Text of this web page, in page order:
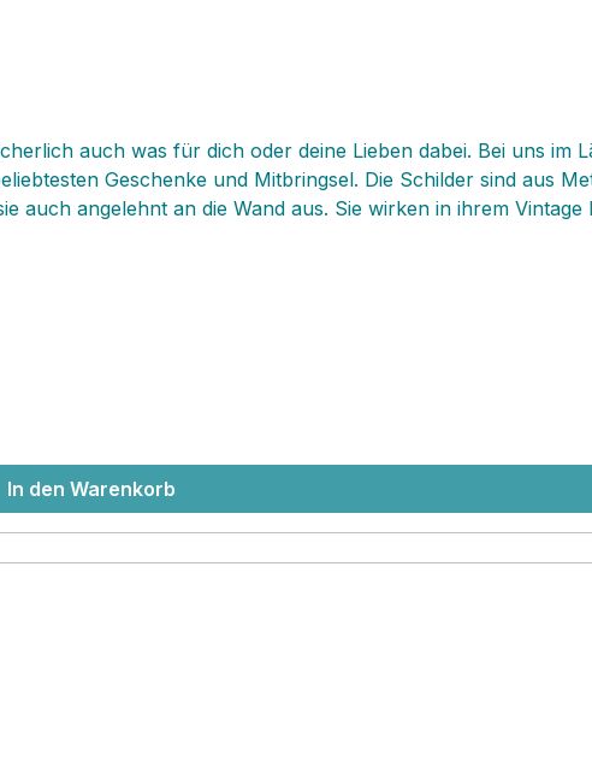
auch was für dich oder deine Lieben dabei. Bei uns im
Geschenke und Mitbringsel. Die Schilder sind aus
auch angelehnt an die Wand aus. Sie wirken in ihrem
In den Warenkorb